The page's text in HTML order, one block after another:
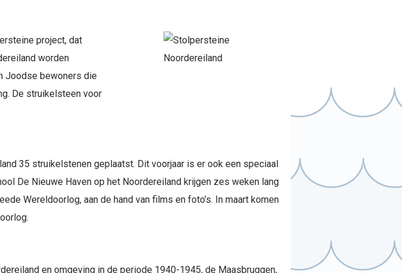
project, dat
worden
Joodse bewoners die
De struikelsteen voor
35 struikelstenen geplaatst. Dit voorjaar is er ook een speciaal
De Nieuwe Haven op het Noordereiland krijgen zes weken lang
Wereldoorlog, aan de hand van films en foto’s. In maart komen
en omgeving in de periode 1940-1945, de Maasbruggen,